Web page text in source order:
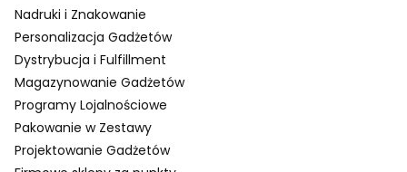
Nadruki i Znakowanie
Personalizacja Gadżetów
Dystrybucja i Fulfillment
Magazynowanie Gadżetów
Programy Lojalnościowe
Pakowanie w Zestawy
Projektowanie Gadżetów